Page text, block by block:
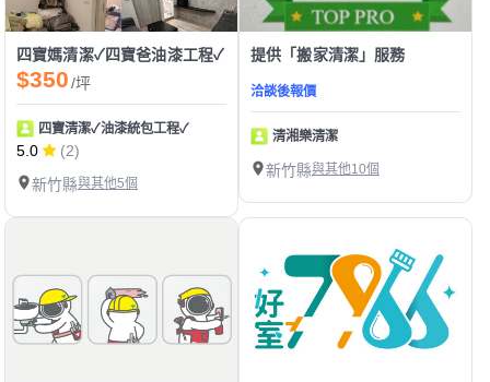
四寶媽清潔✓四寶爸油漆工程✓
$350/坪
四寶清潔✓油漆統包工程✓
5.0
(2)
新竹縣與其他5個
提供「搬家清潔」服務
洽談後報價
清湘樂清潔
新竹縣與其他10個